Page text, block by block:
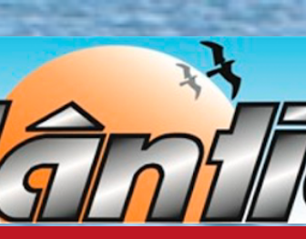
Pular para o conteúdo principal